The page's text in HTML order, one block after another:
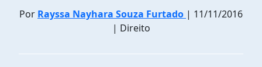
Por Rayssa Nayhara Souza Furtado | 11/11/2016
| Direito